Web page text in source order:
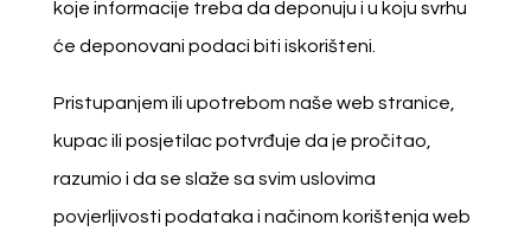
koje informacije treba da deponuju i u koju svrhu
će deponovani podaci biti iskorišteni.
Pristupanjem ili upotrebom naše web stranice,
kupac ili posjetilac potvrđuje da je pročitao,
razumio i da se slaže sa svim uslovima
povjerljivosti podataka i načinom korištenja web